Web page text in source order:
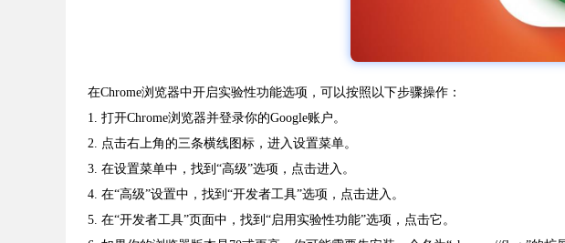
在Chrome浏览器中开启实验性功能选项，可以按照以下步骤操作：
1. 打开Chrome浏览器并登录你的Google账户。
2. 点击右上角的三条横线图标，进入设置菜单。
3. 在设置菜单中，找到“高级”选项，点击进入。
4. 在“高级”设置中，找到“开发者工具”选项，点击进入。
5. 在“开发者工具”页面中，找到“启用实验性功能”选项，点击它。